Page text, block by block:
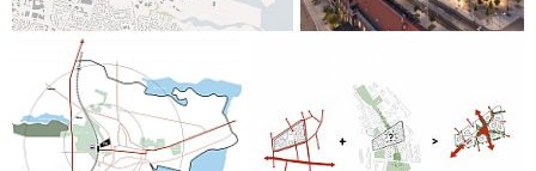
brukere og besøkende på både Via Høgskolen og Campus
Horsens generelt. I tillegg til Høgskolen i VIA vil Campus
Horsens romme utdanninger som Sosial- og helseskolen og
vil totalt romme inntil 8.000 studenter på campus.
Campus Horsens fremstår dermed som en unik attraksjon